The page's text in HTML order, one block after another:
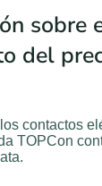
sobre
del
contactos
TOPCon